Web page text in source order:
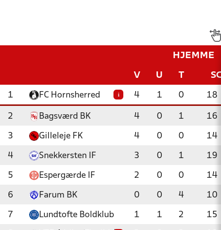
HJEMME
V U T
1 FC Hornsherred i 4 1 0 18
2 Bagsværd BK 4 0 1 16
3 Gilleleje FK 4 0 0 14
4 Snekkersten IF 3 0 1 19
5 Espergærde IF 2 0 0 14
6 Farum BK 0 0 4 10
7 Lundtofte Boldklub 1 1 2 15